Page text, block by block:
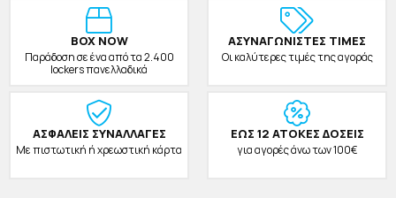
BOX NOW
Παράδοση σε ένα από τα 2.400
lockers πανελλαδικά
ΑΣΥΝΑΓΩΝΙΣΤΕΣ ΤΙΜΕΣ
Οι καλύτερες τιμές της αγοράς
ΑΣΦΑΛΕΙΣ ΣΥΝΑΛΛΑΓΕΣ
Με πιστωτική ή χρεωστική κάρτα
ΕΩΣ 12 ΑΤΟΚΕΣ ΔΟΣΕΙΣ
για αγορές άνω των 100€